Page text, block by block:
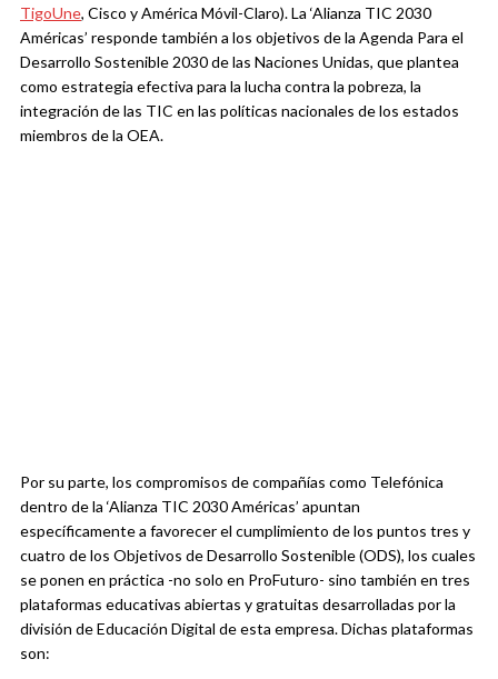
TigoUne, Cisco y América Móvil-Claro). La ‘Alianza TIC 2030
Américas’ responde también a los objetivos de la Agenda Para el
Desarrollo Sostenible 2030 de las Naciones Unidas, que plantea
como estrategia efectiva para la lucha contra la pobreza, la
integración de las TIC en las políticas nacionales de los estados
miembros de la OEA.
Por su parte, los compromisos de compañías como Telefónica
dentro de la ‘Alianza TIC 2030 Américas’ apuntan
específicamente a favorecer el cumplimiento de los puntos tres y
cuatro de los Objetivos de Desarrollo Sostenible (ODS), los cuales
se ponen en práctica -no solo en ProFuturo- sino también en tres
plataformas educativas abiertas y gratuitas desarrolladas por la
división de Educación Digital de esta empresa. Dichas plataformas
son: